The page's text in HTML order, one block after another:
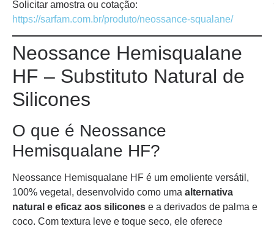
Solicitar amostra ou cotação:
https://sarfam.com.br/produto/neossance-squalane/
Neossance Hemisqualane
HF – Substituto Natural de
Silicones
O que é Neossance
Hemisqualane HF?
Neossance Hemisqualane HF é um emoliente versátil,
100% vegetal, desenvolvido como uma alternativa
natural e eficaz aos silicones e a derivados de palma e
coco. Com textura leve e toque seco, ele oferece